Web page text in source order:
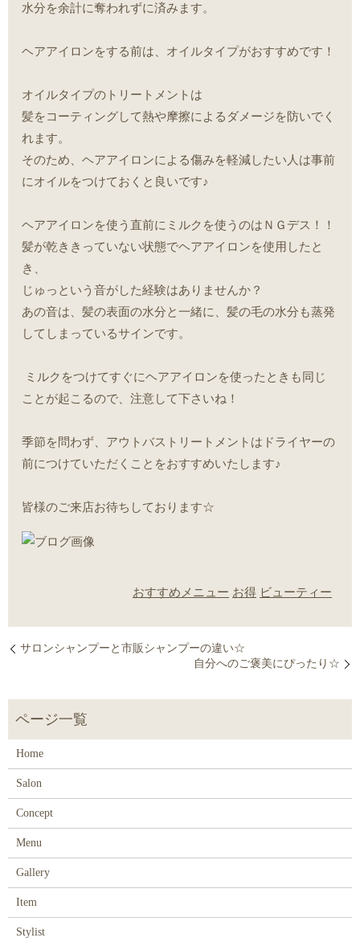
水分を余計に奪われずに済みます。
ヘアアイロンをする前は、オイルタイプがおすすめです！
オイルタイプのトリートメントは
髪をコーティングして熱や摩擦によるダメージを防いでく
れます。
そのため、ヘアアイロンによる傷みを軽減したい人は事前
にオイルをつけておくと良いです♪
ヘアアイロンを使う直前にミルクを使うのはＮＧデス！！
髪が乾ききっていない状態でヘアアイロンを使用したと
き、
じゅっという音がした経験はありませんか？
あの音は、髪の表面の水分と一緒に、髪の毛の水分も蒸発
してしまっているサインです。
ミルクをつけてすぐにヘアアイロンを使ったときも同じ
ことが起こるので、注意して下さいね！
季節を問わず、アウトバストリートメントはドライヤーの
前につけていただくことをおすすめいたします♪
皆様のご来店お待ちしております☆
おすすめメニュー お得 ビューティー
サロンシャンプーと市販シャンプーの違い☆
自分へのご褒美にぴったり☆
Home
Salon
Concept
Menu
Gallery
Item
Stylist